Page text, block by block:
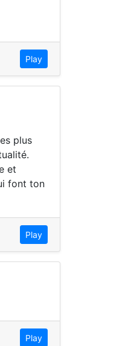
Play
plus
et
font ton
Play
Play